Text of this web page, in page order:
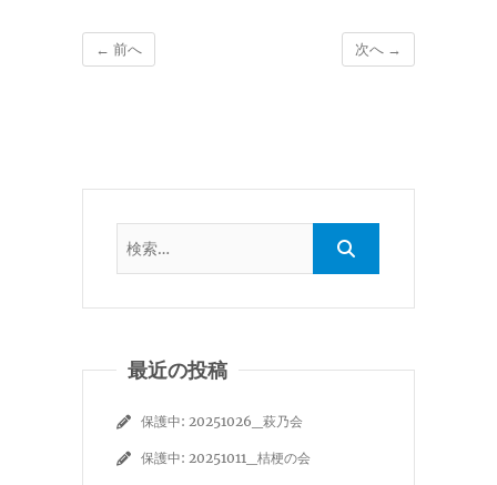
← 前へ 次へ →
最近の投稿
保護中: 20251026_萩乃会
保護中: 20251011_桔梗の会